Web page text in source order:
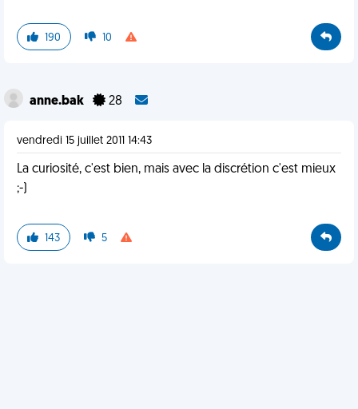
190 10
anne.bak 28
vendredi 15 juillet 2011 14:43
La curiosité, c'est bien, mais avec la discrétion c'est mieux
;-)
143 5